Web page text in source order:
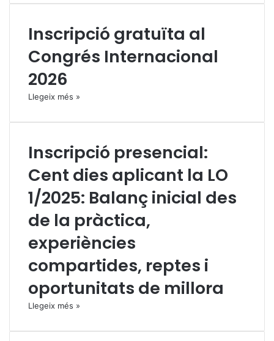
Inscripció gratuïta al
Congrés Internacional
2026
Llegeix més »
Inscripció presencial:
Cent dies aplicant la LO
1/2025: Balanç inicial des
de la pràctica,
experiències
compartides, reptes i
oportunitats de millora
Llegeix més »